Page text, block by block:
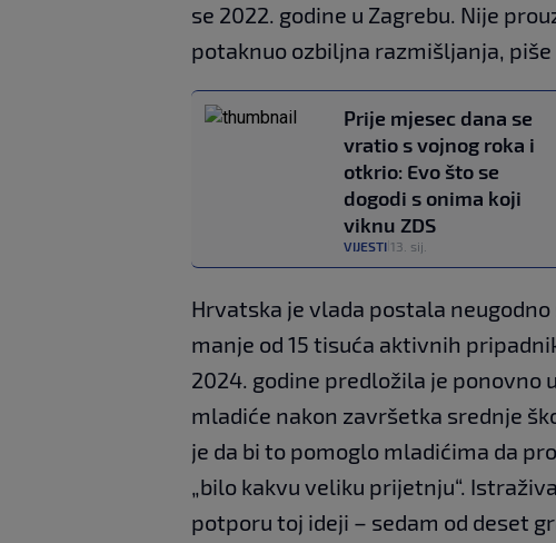
se 2022. godine u Zagrebu. Nije
potaknuo ozbiljna razmišljanja, piše
Prije mjesec dana se
vratio s vojnog roka i
otkrio: Evo što se
dogodi s onima koji
viknu ZDS
VIJESTI 13. sij.
Hrvatska je vlada postala
manje od 15 tisuća aktivnih
2024. godine predložila je ponovno
mladiće nakon završetka srednje
je da bi to pomoglo mladićima da
„bilo kakvu veliku prijetnju“.
potporu toj ideji – sedam od deset